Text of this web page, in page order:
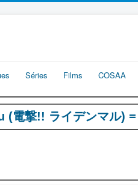
Séries Films COSAA
(電撃!! ライデンマル)